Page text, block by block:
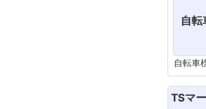
自転
自転車
TSマ